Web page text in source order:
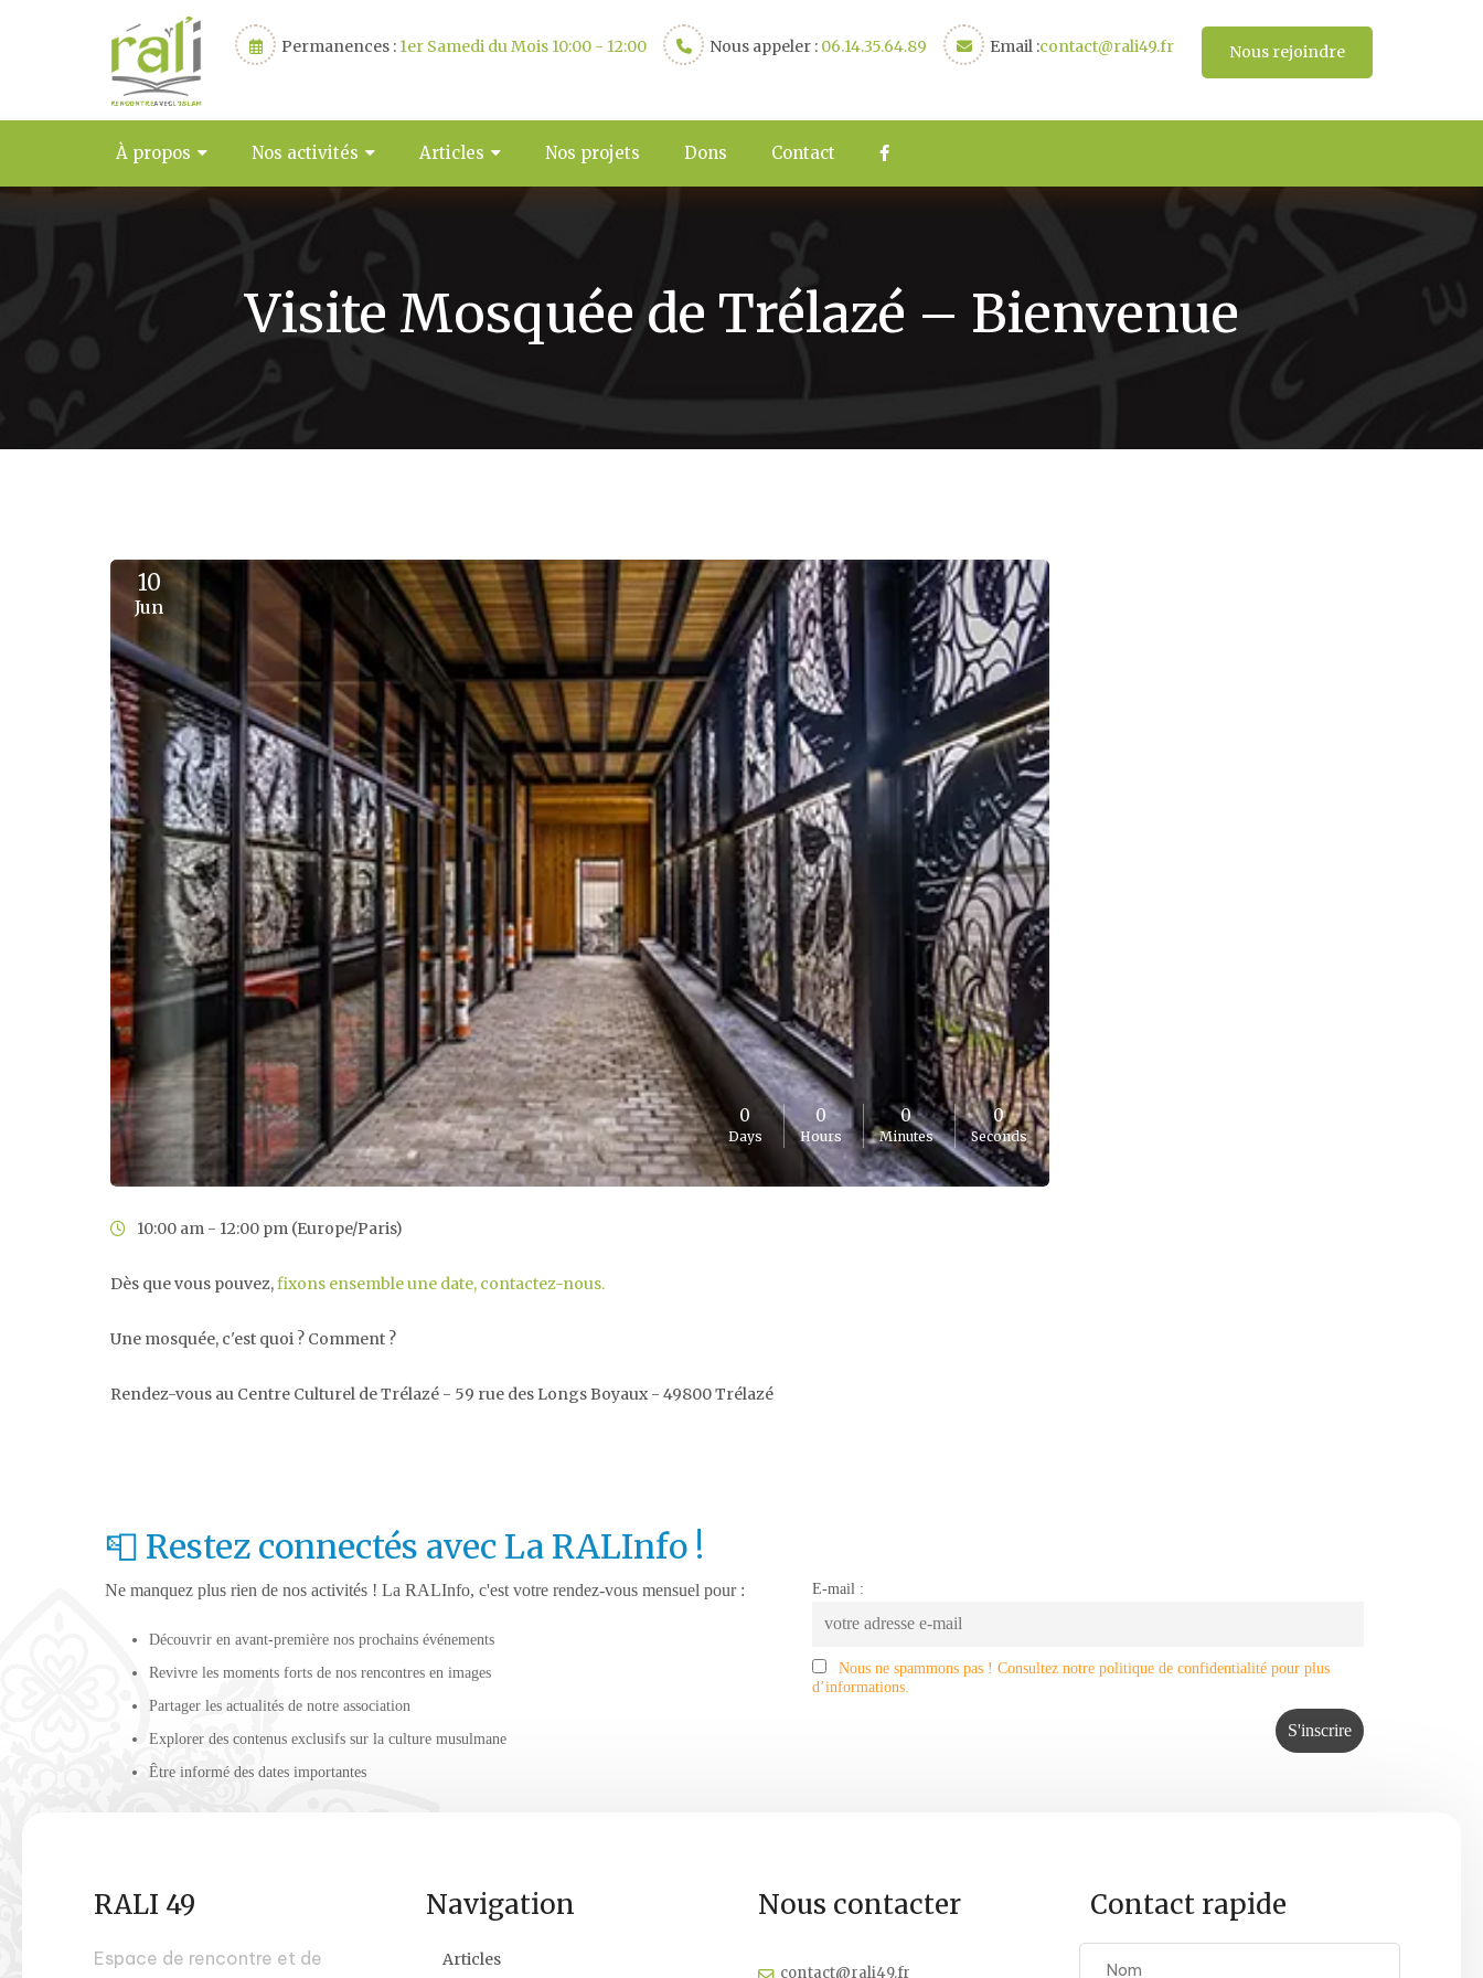
Permanences : 1er Samedi du Mois 10:00 - 12:00 Nous appeler : 06.14.35.64.89 Email :contact@rali49.fr Nous rejoindre
À propos Nos activités Articles Nos projets Dons Contact
Visite Mosquée de Trélazé – Bienvenue
10
Jun
0
Days
0
Hours
0
Minutes
0
Seconds
10:00 am - 12:00 pm (Europe/Paris)
Dès que vous pouvez,fixons ensemble une date, contactez-nous.
Une mosquée, c'est quoi ? Comment ?
Rendez-vous au Centre Culturel de Trélazé - 59 rue des Longs Boyaux - 49800 Trélazé
📮 Restez connectés avec La RALInfo !
Ne manquez plus rien de nos activités ! La RALInfo, c'est votre rendez-vous mensuel pour :
Découvrir en avant-première nos prochains événements
Revivre les moments forts de nos rencontres en images
Partager les actualités de notre association
Explorer des contenus exclusifs sur la culture musulmane
Être informé des dates importantes
E-mail :
Nous ne spammons pas ! Consultez notre politique de confidentialité pour plus
d’informations.
RALI 49
Espace de rencontre et de
Navigation
Articles
Nous contacter
contact@rali49.fr
Contact rapide